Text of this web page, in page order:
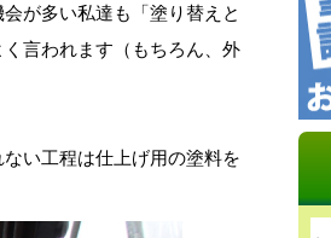
が多い私達も「塗り替えと
言われます（もちろん、外
い工程は仕上げ用の塗料を